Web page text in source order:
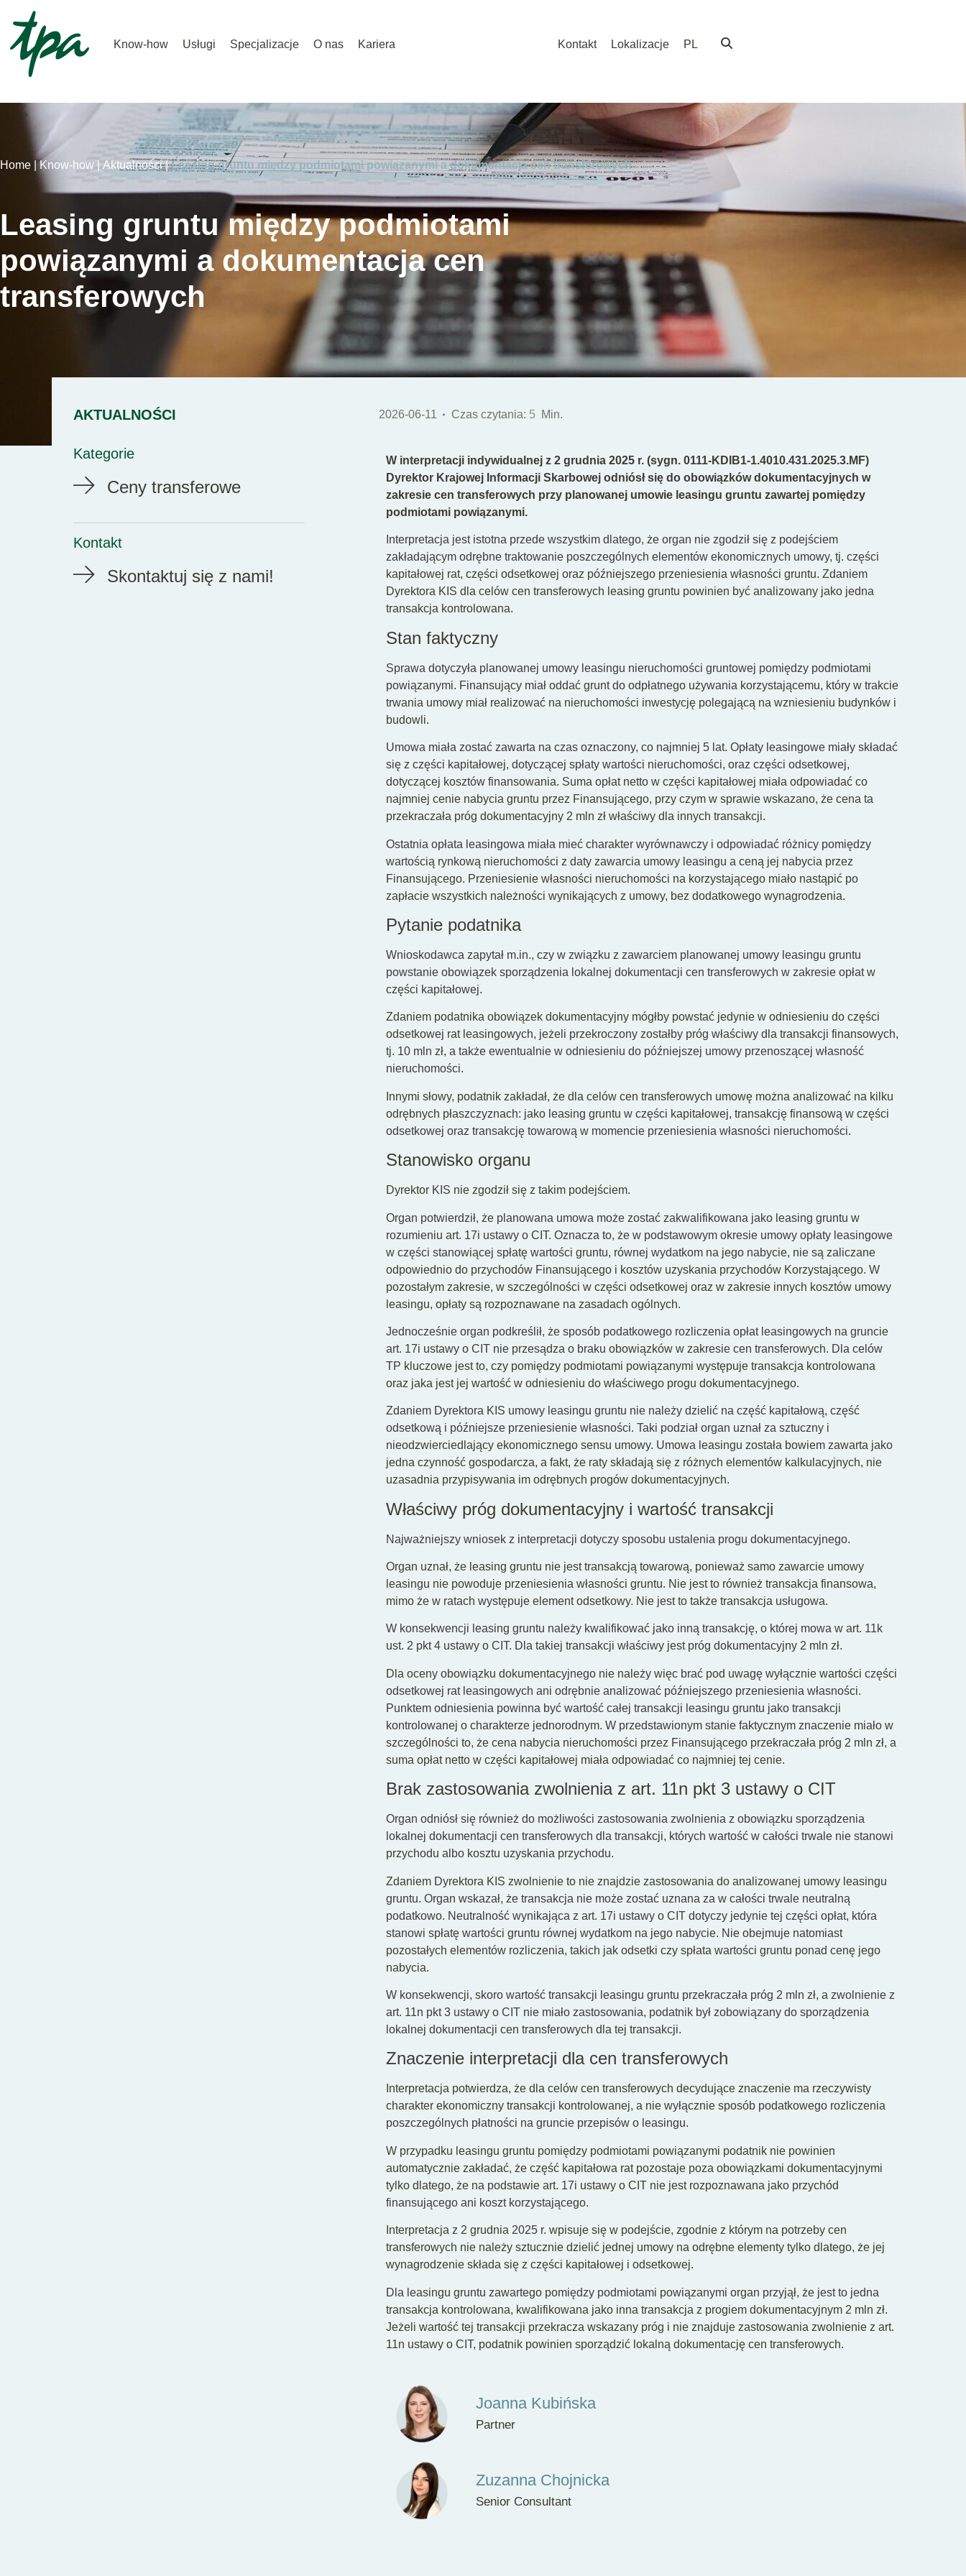
Know-how Usługi Specjalizacje O nas Kariera Kontakt Lokalizacje PL
Home |Know-how | Aktualności |Leasing gruntu między podmiotami powiązanymi a dokumentacja cen transferowych
Leasing gruntu między podmiotami
powiązanymi a dokumentacja cen
transferowych
AKTUALNOŚCI
Kategorie
Ceny transferowe
Kontakt
Skontaktuj się z nami!
2026-06-11 Czas czytania: 5 Min.
W interpretacji indywidualnej z 2 grudnia 2025 r. (sygn. 0111-KDIB1-1.4010.431.2025.3.MF)
Dyrektor Krajowej Informacji Skarbowej odniósł się do obowiązków dokumentacyjnych w
zakresie cen transferowych przy planowanej umowie leasingu gruntu zawartej pomiędzy
podmiotami powiązanymi.
Interpretacja jest istotna przede wszystkim dlatego, że organ nie zgodził się z podejściem
zakładającym odrębne traktowanie poszczególnych elementów ekonomicznych umowy, tj. części
kapitałowej rat, części odsetkowej oraz późniejszego przeniesienia własności gruntu. Zdaniem
Dyrektora KIS dla celów cen transferowych leasing gruntu powinien być analizowany jako jedna
transakcja kontrolowana.
Stan faktyczny
Sprawa dotyczyła planowanej umowy leasingu nieruchomości gruntowej pomiędzy podmiotami
powiązanymi. Finansujący miał oddać grunt do odpłatnego używania korzystającemu, który w trakcie
trwania umowy miał realizować na nieruchomości inwestycję polegającą na wzniesieniu budynków i
budowli.
Umowa miała zostać zawarta na czas oznaczony, co najmniej 5 lat. Opłaty leasingowe miały składać
się z części kapitałowej, dotyczącej spłaty wartości nieruchomości, oraz części odsetkowej,
dotyczącej kosztów finansowania. Suma opłat netto w części kapitałowej miała odpowiadać co
najmniej cenie nabycia gruntu przez Finansującego, przy czym w sprawie wskazano, że cena ta
przekraczała próg dokumentacyjny 2 mln zł właściwy dla innych transakcji.
Ostatnia opłata leasingowa miała mieć charakter wyrównawczy i odpowiadać różnicy pomiędzy
wartością rynkową nieruchomości z daty zawarcia umowy leasingu a ceną jej nabycia przez
Finansującego. Przeniesienie własności nieruchomości na korzystającego miało nastąpić po
zapłacie wszystkich należności wynikających z umowy, bez dodatkowego wynagrodzenia.
Pytanie podatnika
Wnioskodawca zapytał m.in., czy w związku z zawarciem planowanej umowy leasingu gruntu
powstanie obowiązek sporządzenia lokalnej dokumentacji cen transferowych w zakresie opłat w
części kapitałowej.
Zdaniem podatnika obowiązek dokumentacyjny mógłby powstać jedynie w odniesieniu do części
odsetkowej rat leasingowych, jeżeli przekroczony zostałby próg właściwy dla transakcji finansowych,
tj. 10 mln zł, a także ewentualnie w odniesieniu do późniejszej umowy przenoszącej własność
nieruchomości.
Innymi słowy, podatnik zakładał, że dla celów cen transferowych umowę można analizować na kilku
odrębnych płaszczyznach: jako leasing gruntu w części kapitałowej, transakcję finansową w części
odsetkowej oraz transakcję towarową w momencie przeniesienia własności nieruchomości.
Stanowisko organu
Dyrektor KIS nie zgodził się z takim podejściem.
Organ potwierdził, że planowana umowa może zostać zakwalifikowana jako leasing gruntu w
rozumieniu art. 17i ustawy o CIT. Oznacza to, że w podstawowym okresie umowy opłaty leasingowe
w części stanowiącej spłatę wartości gruntu, równej wydatkom na jego nabycie, nie są zaliczane
odpowiednio do przychodów Finansującego i kosztów uzyskania przychodów Korzystającego. W
pozostałym zakresie, w szczególności w części odsetkowej oraz w zakresie innych kosztów umowy
leasingu, opłaty są rozpoznawane na zasadach ogólnych.
Jednocześnie organ podkreślił, że sposób podatkowego rozliczenia opłat leasingowych na gruncie
art. 17i ustawy o CIT nie przesądza o braku obowiązków w zakresie cen transferowych. Dla celów
TP kluczowe jest to, czy pomiędzy podmiotami powiązanymi występuje transakcja kontrolowana
oraz jaka jest jej wartość w odniesieniu do właściwego progu dokumentacyjnego.
Zdaniem Dyrektora KIS umowy leasingu gruntu nie należy dzielić na część kapitałową, część
odsetkową i późniejsze przeniesienie własności. Taki podział organ uznał za sztuczny i
nieodzwierciedlający ekonomicznego sensu umowy. Umowa leasingu została bowiem zawarta jako
jedna czynność gospodarcza, a fakt, że raty składają się z różnych elementów kalkulacyjnych, nie
uzasadnia przypisywania im odrębnych progów dokumentacyjnych.
Właściwy próg dokumentacyjny i wartość transakcji
Najważniejszy wniosek z interpretacji dotyczy sposobu ustalenia progu dokumentacyjnego.
Organ uznał, że leasing gruntu nie jest transakcją towarową, ponieważ samo zawarcie umowy
leasingu nie powoduje przeniesienia własności gruntu. Nie jest to również transakcja finansowa,
mimo że w ratach występuje element odsetkowy. Nie jest to także transakcja usługowa.
W konsekwencji leasing gruntu należy kwalifikować jako inną transakcję, o której mowa w art. 11k
ust. 2 pkt 4 ustawy o CIT. Dla takiej transakcji właściwy jest próg dokumentacyjny 2 mln zł.
Dla oceny obowiązku dokumentacyjnego nie należy więc brać pod uwagę wyłącznie wartości części
odsetkowej rat leasingowych ani odrębnie analizować późniejszego przeniesienia własności.
Punktem odniesienia powinna być wartość całej transakcji leasingu gruntu jako transakcji
kontrolowanej o charakterze jednorodnym. W przedstawionym stanie faktycznym znaczenie miało w
szczególności to, że cena nabycia nieruchomości przez Finansującego przekraczała próg 2 mln zł, a
suma opłat netto w części kapitałowej miała odpowiadać co najmniej tej cenie.
Brak zastosowania zwolnienia z art. 11n pkt 3 ustawy o CIT
Organ odniósł się również do możliwości zastosowania zwolnienia z obowiązku sporządzenia
lokalnej dokumentacji cen transferowych dla transakcji, których wartość w całości trwale nie stanowi
przychodu albo kosztu uzyskania przychodu.
Zdaniem Dyrektora KIS zwolnienie to nie znajdzie zastosowania do analizowanej umowy leasingu
gruntu. Organ wskazał, że transakcja nie może zostać uznana za w całości trwale neutralną
podatkowo. Neutralność wynikająca z art. 17i ustawy o CIT dotyczy jedynie tej części opłat, która
stanowi spłatę wartości gruntu równej wydatkom na jego nabycie. Nie obejmuje natomiast
pozostałych elementów rozliczenia, takich jak odsetki czy spłata wartości gruntu ponad cenę jego
nabycia.
W konsekwencji, skoro wartość transakcji leasingu gruntu przekraczała próg 2 mln zł, a zwolnienie z
art. 11n pkt 3 ustawy o CIT nie miało zastosowania, podatnik był zobowiązany do sporządzenia
lokalnej dokumentacji cen transferowych dla tej transakcji.
Znaczenie interpretacji dla cen transferowych
Interpretacja potwierdza, że dla celów cen transferowych decydujące znaczenie ma rzeczywisty
charakter ekonomiczny transakcji kontrolowanej, a nie wyłącznie sposób podatkowego rozliczenia
poszczególnych płatności na gruncie przepisów o leasingu.
W przypadku leasingu gruntu pomiędzy podmiotami powiązanymi podatnik nie powinien
automatycznie zakładać, że część kapitałowa rat pozostaje poza obowiązkami dokumentacyjnymi
tylko dlatego, że na podstawie art. 17i ustawy o CIT nie jest rozpoznawana jako przychód
finansującego ani koszt korzystającego.
Interpretacja z 2 grudnia 2025 r. wpisuje się w podejście, zgodnie z którym na potrzeby cen
transferowych nie należy sztucznie dzielić jednej umowy na odrębne elementy tylko dlatego, że jej
wynagrodzenie składa się z części kapitałowej i odsetkowej.
Dla leasingu gruntu zawartego pomiędzy podmiotami powiązanymi organ przyjął, że jest to jedna
transakcja kontrolowana, kwalifikowana jako inna transakcja z progiem dokumentacyjnym 2 mln zł.
Jeżeli wartość tej transakcji przekracza wskazany próg i nie znajduje zastosowania zwolnienie z art.
11n ustawy o CIT, podatnik powinien sporządzić lokalną dokumentację cen transferowych.
Joanna Kubińska
Partner
Zuzanna Chojnicka
Senior Consultant